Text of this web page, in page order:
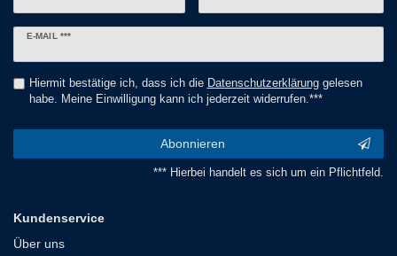
E-MAIL ***
Newsletter
Hiermit bestätige ich, dass ich die Daten­schutz­erklärunggelesen
habe. Meine Einwilligung kann ich jederzeit widerrufen.***
Abonnieren
*** Hierbei handelt es sich um ein Pflichtfeld.
Kundenservice
Über uns